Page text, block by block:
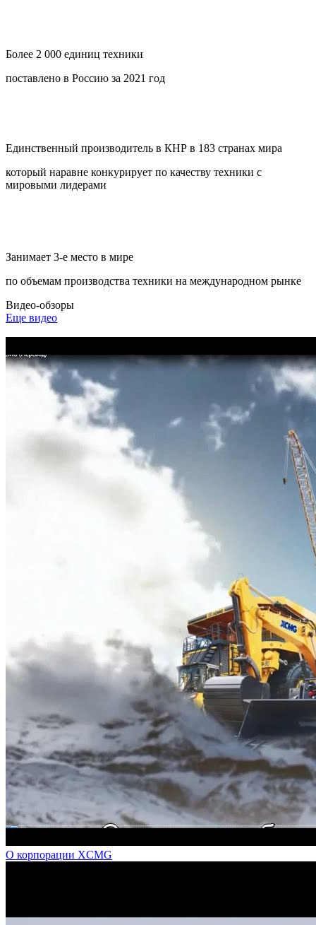
Более 2 000 единиц техники
поставлено в Россию за 2021 год
Единственный производитель в КНР в 183 странах мира
который наравне конкурирует по качеству техники с
мировыми лидерами
Занимает 3-е место в мире
по объемам производства техники на международном рынке
Видео-обзоры
Еще видео
О корпорации XCMG